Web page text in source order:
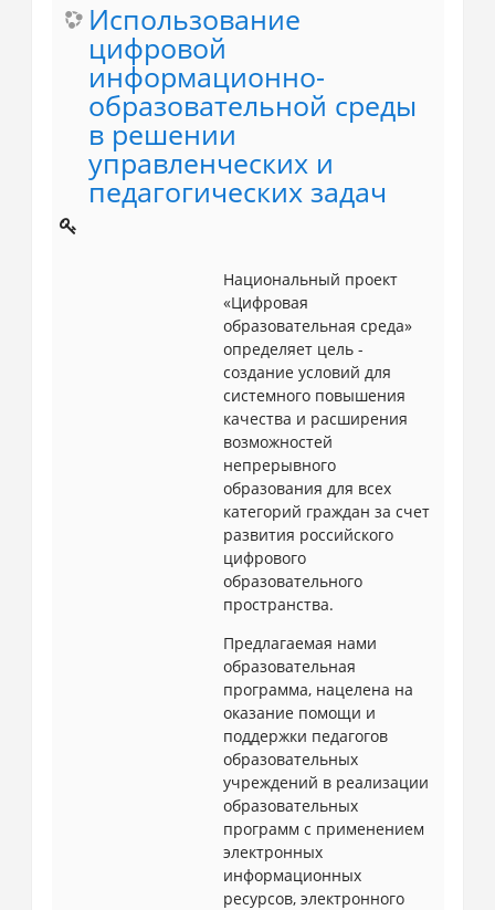
Использование
цифровой
информационно-
образовательной среды
в решении
управленческих и
педагогических задач
Национальный проект
«Цифровая
образовательная среда»
определяет цель -
создание условий для
системного повышения
качества и расширения
возможностей
непрерывного
образования для всех
категорий граждан за счет
развития российского
цифрового
образовательного
пространства.
Предлагаемая нами
образовательная
программа, нацелена на
оказание помощи и
поддержки педагогов
образовательных
учреждений в реализации
образовательных
программ с применением
электронных
информационных
ресурсов, электронного